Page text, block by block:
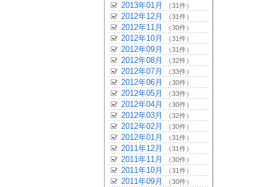
2013年01月 （31件）
2012年12月 （31件）
2012年11月 （30件）
2012年10月 （31件）
2012年09月 （31件）
2012年08月 （32件）
2012年07月 （33件）
2012年06月 （30件）
2012年05月 （33件）
2012年04月 （30件）
2012年03月 （32件）
2012年02月 （30件）
2012年01月 （31件）
2011年12月 （31件）
2011年11月 （30件）
2011年10月 （31件）
2011年09月 （30件）